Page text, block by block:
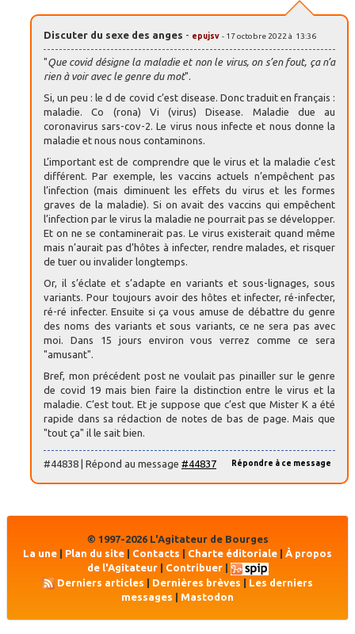
Discuter du sexe des anges - epujsv - 17 octobre 2022 à 13:36
"Que covid désigne la maladie et non le virus, on s’en fout, ça n’a
rien à voir avec le genre du mot".
Si, un peu : le d de covid c’est disease. Donc traduit en français :
maladie. Co (rona) Vi (virus) Disease. Maladie due au
coronavirus sars-cov-2. Le virus nous infecte et nous donne la
maladie et nous nous contaminons.
L’important est de comprendre que le virus et la maladie c’est
différent. Par exemple, les vaccins actuels n’empêchent pas
l’infection (mais diminuent les effets du virus et les formes
graves de la maladie). Si on avait des vaccins qui empêchent
l’infection par le virus la maladie ne pourrait pas se développer.
Et on ne se contaminerait pas. Le virus existerait quand même
mais n’aurait pas d’hôtes à infecter, rendre malades, et risquer
de tuer ou invalider longtemps.
Or, il s’éclate et s’adapte en variants et sous-lignages, sous
variants. Pour toujours avoir des hôtes et infecter, ré-infecter,
ré-ré infecter. Ensuite si ça vous amuse de débattre du genre
des noms des variants et sous variants, ce ne sera pas avec
moi. Dans 15 jours environ vous verrez comme ce sera
"amusant".
Bref, mon précédent post ne voulait pas pinailler sur le genre
de covid 19 mais bien faire la distinction entre le virus et la
maladie. C’est tout. Et je suppose que c’est que Mister K a été
rapide dans sa rédaction de notes de bas de page. Mais que
"tout ça" il le sait bien.
Répondre à ce message
#44838 | Répond au message #44837
© 1997-2026 L'Agitateur de Bourges
La une
Plan du site Contacts Charte éditoriale
À propos
de l'Agitateur| Contribuer|
Derniers articles | Dernières brèves | Les derniers
messages
Mastodon